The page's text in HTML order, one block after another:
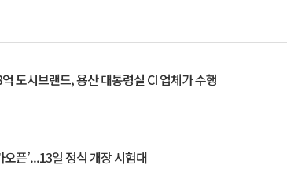
도시브랜드, 용산 대통령실 CI 업체가 수행
픈’...13일 정식 개장 시험대